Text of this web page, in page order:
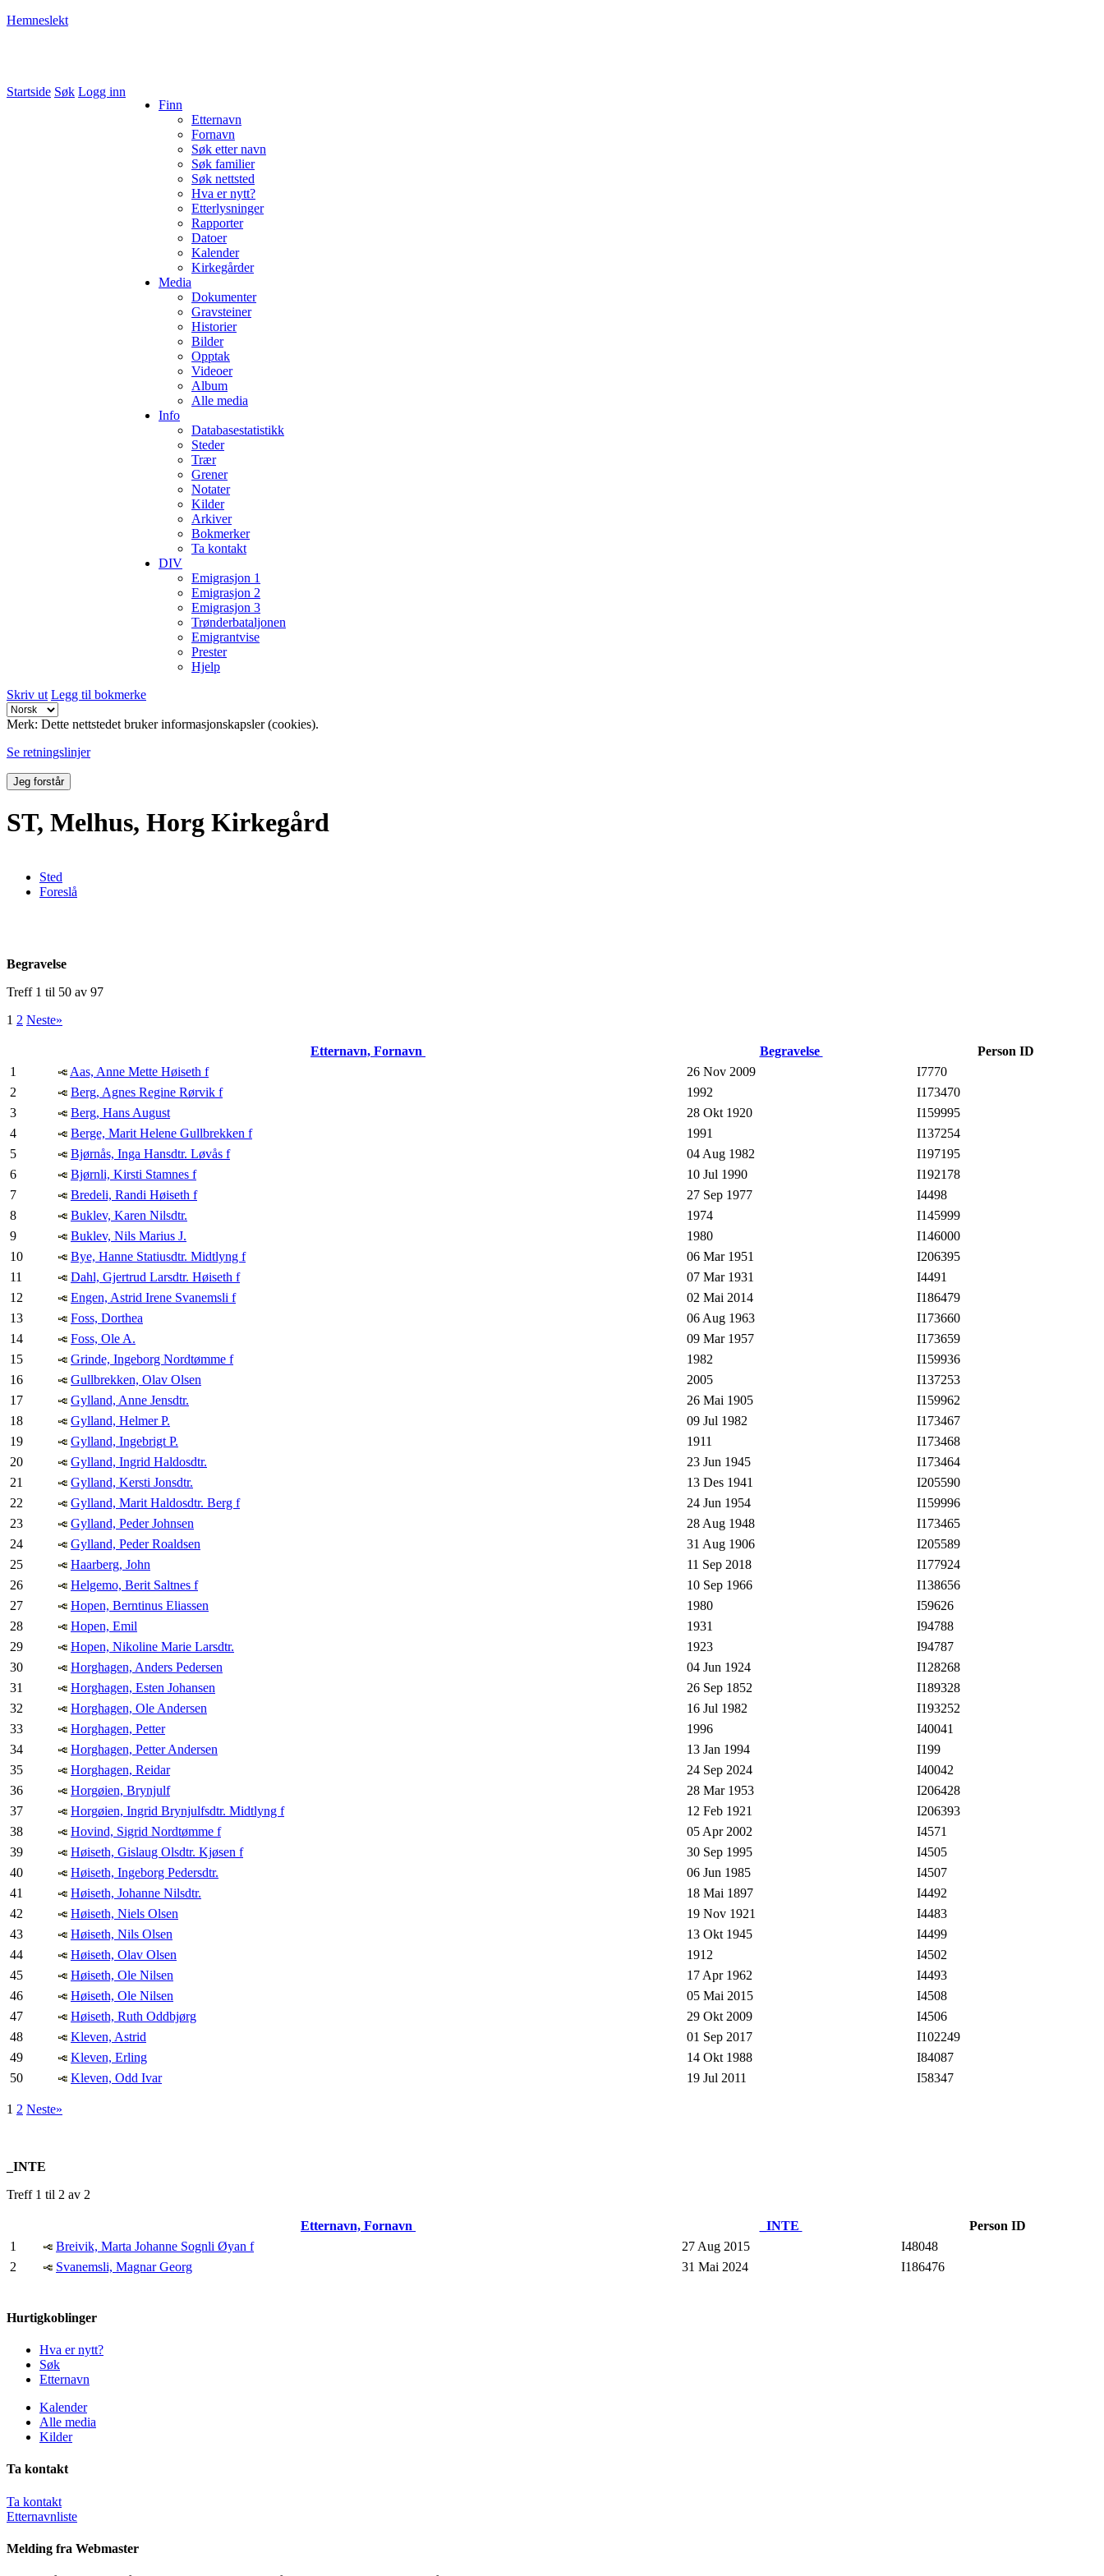
Hemneslekt
Startside Søk Logg inn
Finn
Etternavn
Fornavn
Søk etter navn
Søk familier
Søk nettsted
Hva er nytt?
Etterlysninger
Rapporter
Datoer
Kalender
Kirkegårder
Media
Dokumenter
Gravsteiner
Historier
Bilder
Opptak
Videoer
Album
Alle media
Info
Databasestatistikk
Steder
Trær
Grener
Notater
Kilder
Arkiver
Bokmerker
Ta kontakt
DIV
Emigrasjon 1
Emigrasjon 2
Emigrasjon 3
Trønderbataljonen
Emigrantvise
Prester
Hjelp
Skriv ut Legg til bokmerke
Merk: Dette nettstedet bruker informasjonskapsler (cookies).
Se retningslinjer
Jeg forstår
ST, Melhus, Horg Kirkegård
Sted
Foreslå
Begravelse
Treff 1 til 50 av 97
1 2 Neste»
Etternavn, Fornavn Begravelse
Person ID
1
Aas, Anne Mette Høiseth f 26 Nov 2009
I7770
2
Berg, Agnes Regine Rørvik f 1992
I173470
3
Berg, Hans August 28 Okt 1920
I159995
4
Berge, Marit Helene Gullbrekken f 1991
I137254
5
Bjørnås, Inga Hansdtr. Løvås f 04 Aug 1982
I197195
6
Bjørnli, Kirsti Stamnes f 10 Jul 1990
I192178
7
Bredeli, Randi Høiseth f 27 Sep 1977
I4498
8
Buklev, Karen Nilsdtr. 1974
I145999
9
Buklev, Nils Marius J. 1980
I146000
10
Bye, Hanne Statiusdtr. Midtlyng f 06 Mar 1951
I206395
11
Dahl, Gjertrud Larsdtr. Høiseth f 07 Mar 1931
I4491
12
Engen, Astrid Irene Svanemsli f 02 Mai 2014
I186479
13
Foss, Dorthea 06 Aug 1963
I173660
14
Foss, Ole A. 09 Mar 1957
I173659
15
Grinde, Ingeborg Nordtømme f 1982
I159936
16
Gullbrekken, Olav Olsen 2005
I137253
17
Gylland, Anne Jensdtr. 26 Mai 1905
I159962
18
Gylland, Helmer P. 09 Jul 1982
I173467
19
Gylland, Ingebrigt P. 1911
I173468
20
Gylland, Ingrid Haldosdtr. 23 Jun 1945
I173464
21
Gylland, Kersti Jonsdtr. 13 Des 1941
I205590
22
Gylland, Marit Haldosdtr. Berg f 24 Jun 1954
I159996
23
Gylland, Peder Johnsen 28 Aug 1948
I173465
24
Gylland, Peder Roaldsen 31 Aug 1906
I205589
25
Haarberg, John 11 Sep 2018
I177924
26
Helgemo, Berit Saltnes f 10 Sep 1966
I138656
27
Hopen, Berntinus Eliassen 1980
I59626
28
Hopen, Emil 1931
I94788
29
Hopen, Nikoline Marie Larsdtr. 1923
I94787
30
Horghagen, Anders Pedersen 04 Jun 1924
I128268
31
Horghagen, Esten Johansen 26 Sep 1852
I189328
32
Horghagen, Ole Andersen 16 Jul 1982
I193252
33
Horghagen, Petter 1996
I40041
34
Horghagen, Petter Andersen 13 Jan 1994
I199
35
Horghagen, Reidar 24 Sep 2024
I40042
36
Horgøien, Brynjulf 28 Mar 1953
I206428
37
Horgøien, Ingrid Brynjulfsdtr. Midtlyng f 12 Feb 1921
I206393
38
Hovind, Sigrid Nordtømme f 05 Apr 2002
I4571
39
Høiseth, Gislaug Olsdtr. Kjøsen f 30 Sep 1995
I4505
40
Høiseth, Ingeborg Pedersdtr. 06 Jun 1985
I4507
41
Høiseth, Johanne Nilsdtr. 18 Mai 1897
I4492
42
Høiseth, Niels Olsen 19 Nov 1921
I4483
43
Høiseth, Nils Olsen 13 Okt 1945
I4499
44
Høiseth, Olav Olsen 1912
I4502
45
Høiseth, Ole Nilsen 17 Apr 1962
I4493
46
Høiseth, Ole Nilsen 05 Mai 2015
I4508
47
Høiseth, Ruth Oddbjørg 29 Okt 2009
I4506
48
Kleven, Astrid 01 Sep 2017
I102249
49
Kleven, Erling 14 Okt 1988
I84087
50
Kleven, Odd Ivar 19 Jul 2011 I58347
1 2 Neste»
_INTE
Treff 1 til 2 av 2
Etternavn, Fornavn _INTE
Person ID
1
Breivik, Marta Johanne Sognli Øyan f 27 Aug 2015
I48048
2
Svanemsli, Magnar Georg 31 Mai 2024 I186476
Hurtigkoblinger
Hva er nytt?
Søk
Etternavn
Kalender
Alle media
Kilder
Ta kontakt
Ta kontakt
Etternavnliste
Melding fra Webmaster